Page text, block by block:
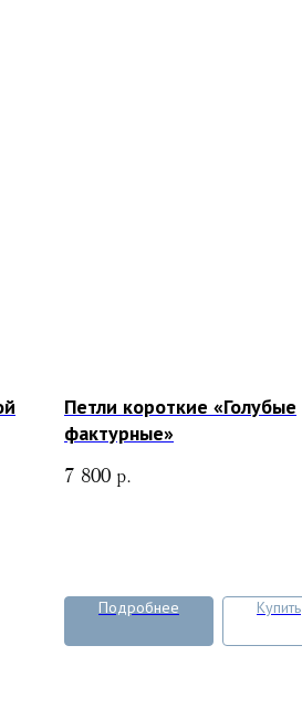
Петли короткие «Голубые
фактурные»
7 800 р.
Подробнее Купить